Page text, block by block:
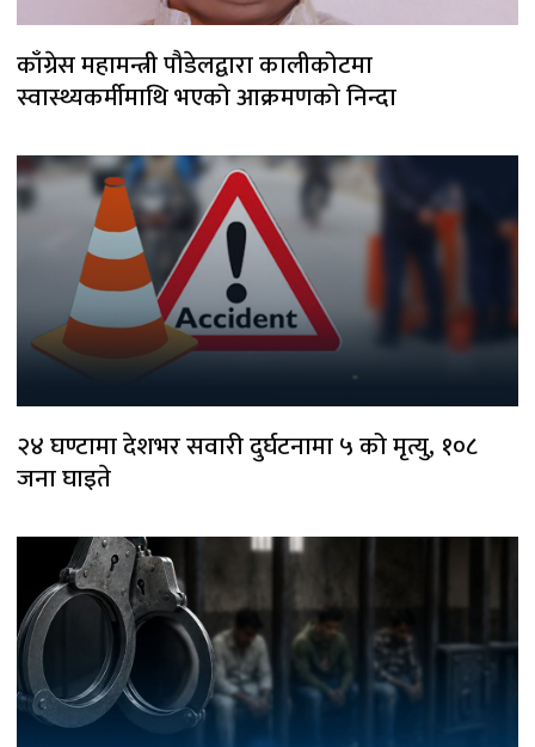
काँग्रेस महामन्त्री पौडेलद्वारा कालीकोटमा
स्वास्थ्यकर्मीमाथि भएको आक्रमणको निन्दा
२४ घण्टामा देशभर सवारी दुर्घटनामा ५ को मृत्यु, १०८
जना घाइते